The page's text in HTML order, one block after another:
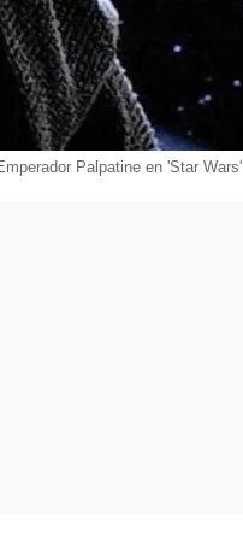
Palpatine en 'Star Wars'